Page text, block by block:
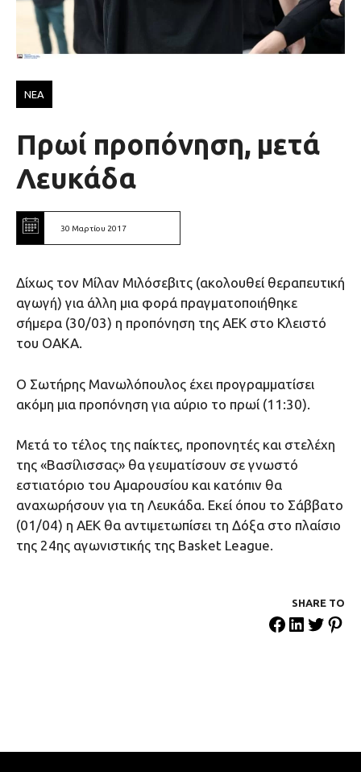
ΝΕΑ
Πρωί προπόνηση, μετά
Λευκάδα
30 Μαρτίου 2017
Δίχως τον Μίλαν Μιλόσεβιτς (ακολουθεί θεραπευτική
αγωγή) για άλλη μια φορά πραγματοποιήθηκε
σήμερα (30/03) η προπόνηση της ΑΕΚ στο Κλειστό
του ΟΑΚΑ.
Ο Σωτήρης Μανωλόπουλος έχει προγραμματίσει
ακόμη μια προπόνηση για αύριο το πρωί (11:30).
Μετά το τέλος της παίκτες, προπονητές και στελέχη
της «Βασίλισσας» θα γευματίσουν σε γνωστό
εστιατόριο του Αμαρουσίου και κατόπιν θα
αναχωρήσουν για τη Λευκάδα. Εκεί όπου το Σάββατο
(01/04) η ΑΕΚ θα αντιμετωπίσει τη Δόξα στο πλαίσιο
της 24ης αγωνιστικής της Basket League.
SHARE ΤΟ